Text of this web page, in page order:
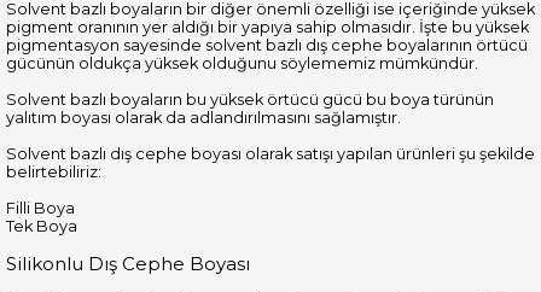
Solvent bazlı boyaların bir diğer önemli özelliği ise içeriğinde yüksek
pigment oranının yer aldığı bir yapıya sahip olmasıdır. İşte bu yüksek
pigmentasyon sayesinde solvent bazlı dış cephe boyalarının örtücü
gücünün oldukça yüksek olduğunu söylememiz mümkündür.
Solvent bazlı boyaların bu yüksek örtücü gücü bu boya türünün
yalıtım boyası olarak da adlandırılmasını sağlamıştır.
Solvent bazlı dış cephe boyası olarak satışı yapılan ürünleri şu şekilde
belirtebiliriz:
Filli Boya
Tek Boya
Silikonlu Dış Cephe Boyası